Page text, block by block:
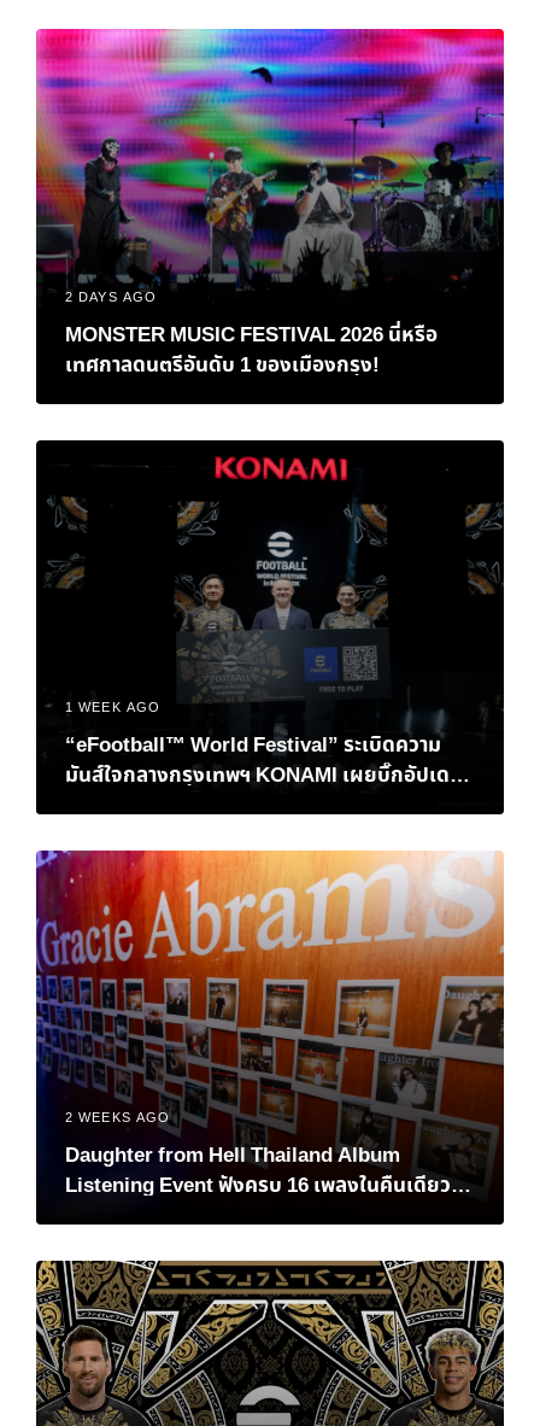
2 DAYS AGO
MONSTER MUSIC FESTIVAL 2026 นี่หรือ
เทศกาลดนตรีอันดับ 1 ของเมืองกรุง!
1 WEEK AGO
“eFootball™ World Festival” ระเบิดความ
มันส์ใจกลางกรุงเทพฯ KONAMI เผยบิ๊กอัปเดต
Finals อย่างยิ่งใหญ่
2 WEEKS AGO
Daughter from Hell Thailand Album
Listening Event ฟังครบ 16 เพลงในคืนเดียว
เมื่อแฟนชาวไทยต้อนรับอัลบั้มใหม่ของ Gracie